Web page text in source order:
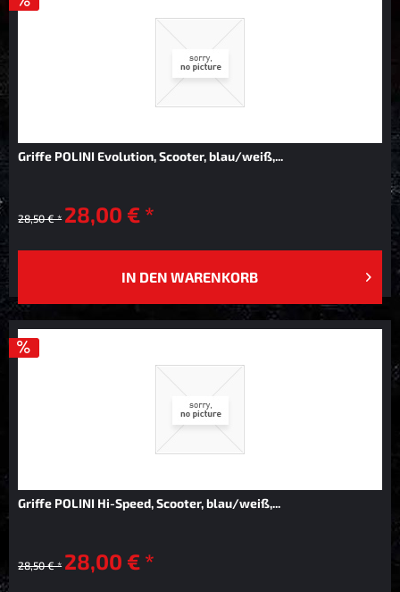
Griffe POLINI Evolution, Scooter, blau/weiß,...
28,50 € * 28,00 € *
IN DEN WARENKORB
Griffe POLINI Hi-Speed, Scooter, blau/weiß,...
28,50 € * 28,00 € *